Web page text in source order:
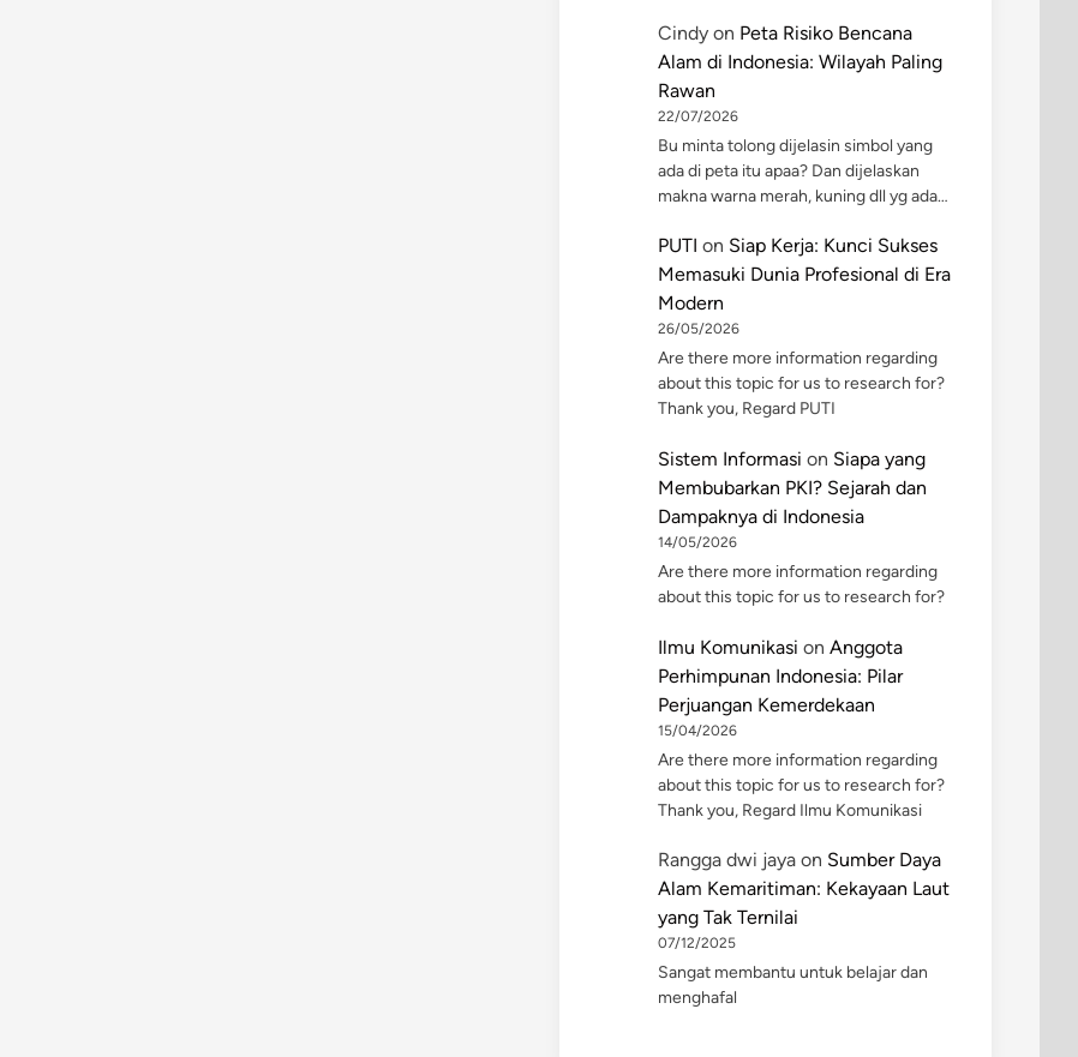
Cindy on Peta Risiko Bencana
Alam di Indonesia: Wilayah Paling
Rawan
22/07/2026
Bu minta tolong dijelasin simbol yang
ada di peta itu apaa? Dan dijelaskan
makna warna merah, kuning dll yg ada…
PUTI on Siap Kerja: Kunci Sukses
Memasuki Dunia Profesional di Era
Modern
26/05/2026
Are there more information regarding
about this topic for us to research for?
Thank you, Regard PUTI
Sistem Informasi on Siapa yang
Membubarkan PKI? Sejarah dan
Dampaknya di Indonesia
14/05/2026
Are there more information regarding
about this topic for us to research for?
Ilmu Komunikasi on Anggota
Perhimpunan Indonesia: Pilar
Perjuangan Kemerdekaan
15/04/2026
Are there more information regarding
about this topic for us to research for?
Thank you, Regard Ilmu Komunikasi
Rangga dwi jaya on Sumber Daya
Alam Kemaritiman: Kekayaan Laut
yang Tak Ternilai
07/12/2025
Sangat membantu untuk belajar dan
menghafal